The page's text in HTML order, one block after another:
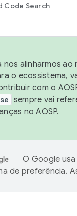
Code Search
nos alinharmos
o ecossistema,
com o
sempre vai
no AOSP.
O Google
de preferência.